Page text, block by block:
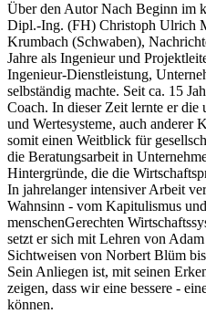
Über den Autor Nach Beginn im
Dipl.-Ing. (FH) Christoph Ulrich
Krumbach (Schwaben),
Jahre als Ingenieur und
Ingenieur-Dienstleistung,
selbständig machte. Seit ca. 15
Coach. In dieser Zeit lernte er die
und Wertesysteme, auch anderer
somit einen Weitblick für
die Beratungsarbeit in
Hintergründe, die die
In jahrelanger intensiver Arbeit
Wahnsinn - vom Kapitulismus
menschenGerechten
setzt er sich mit Lehren von
Sichtweisen von Norbert Blüm
Sein Anliegen ist, mit seinen
zeigen, dass wir eine bessere -
können.